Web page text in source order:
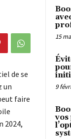
de se
un
faire
2024,
15
9
vos